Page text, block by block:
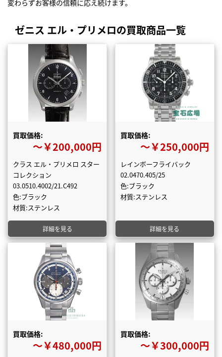
変わらずお客様の信頼に応え続けます。
ゼニス エル・プリメロの買取商品一覧
買取価格:
〜￥200,000円
クラス エル・プリメロ スター
コレクション
03.0510.4002/21.C492
色:ブラック
材質:ステンレス
詳細を見る
買取価格:
〜￥250,000円
レインボーフライバック
02.0470.405/25
色:ブラック
材質:ステンレス
詳細を見る
買取価格:
〜￥480,000円
買取価格:
〜￥300,000円